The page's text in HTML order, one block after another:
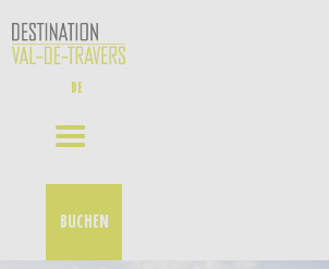
DE
BUCHEN
KALENDER